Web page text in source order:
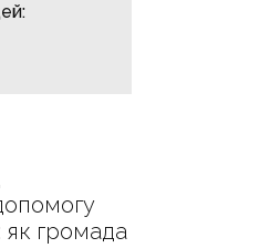
як громада